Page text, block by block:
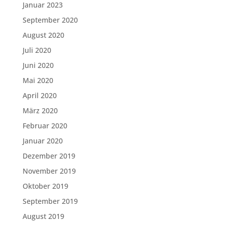
Januar 2023
September 2020
August 2020
Juli 2020
Juni 2020
Mai 2020
April 2020
März 2020
Februar 2020
Januar 2020
Dezember 2019
November 2019
Oktober 2019
September 2019
August 2019